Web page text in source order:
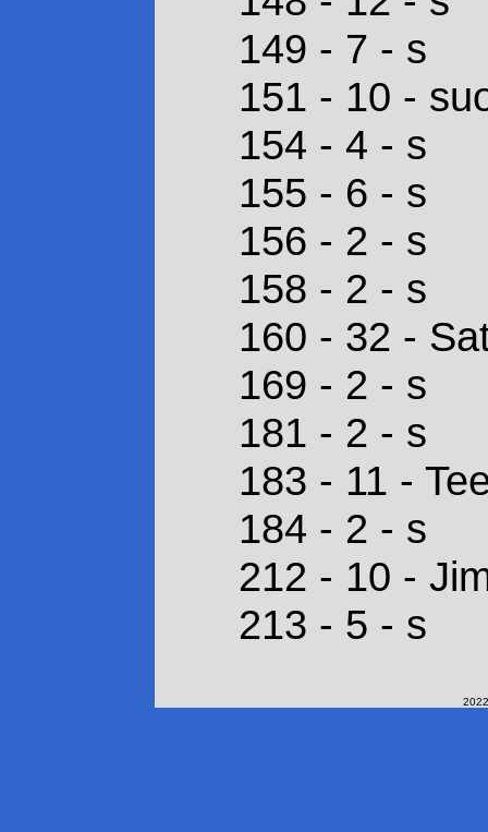
149 - 7 - s
151 - 10 -
154 - 4 - s
155 - 6 - s
156 - 2 - s
158 - 2 - s
160 - 32 -
169 - 2 - s
181 - 2 - s
183 - 11 -
184 - 2 - s
212 - 10 -
213 - 5 - s